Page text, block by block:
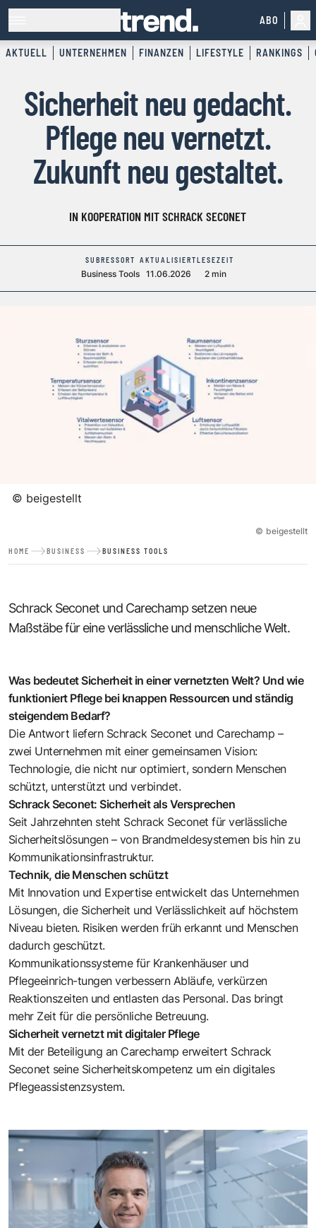
ABO
AKTUELL UNTERNEHMEN FINANZEN LIFESTYLE RANKINGS
Sicherheit neu gedacht.
Pflege neu vernetzt.
Zukunft neu gestaltet.
IN KOOPERATION MIT SCHRACK SECONET
SUBRESSORT
Business Tools
AKTUALISIERT
11.06.2026
LESEZEIT
2 min
© beigestellt
© beigestellt
HOME BUSINESS BUSINESS TOOLS
Schrack Seconet und Carechamp setzen neue
Maßstäbe für eine verlässliche und menschliche Welt.
Was bedeutet Sicherheit in einer vernetzten Welt? Und wie
funktioniert Pflege bei knappen Ressourcen und ständig
steigendem Bedarf?
Die Antwort liefern Schrack Seconet und Carechamp –
zwei Unternehmen mit einer gemeinsamen Vision:
Technologie, die nicht nur optimiert, sondern Menschen
schützt, unterstützt und verbindet.
Schrack Seconet: Sicherheit als Versprechen
Seit Jahrzehnten steht Schrack Seconet für verlässliche
Sicherheitslösungen – von Brandmeldesystemen bis hin zu
Kommunikationsinfrastruktur.
Technik, die Menschen schützt
Mit Innovation und Expertise entwickelt das Unternehmen
Lösungen, die Sicherheit und Verlässlichkeit auf höchstem
Niveau bieten. Risiken werden früh erkannt und Menschen
dadurch geschützt.
Kommunikationssysteme für Krankenhäuser und
Pflegeeinrich-tungen verbessern Abläufe, verkürzen
Reaktionszeiten und entlasten das Personal. Das bringt
mehr Zeit für die persönliche Betreuung.
Sicherheit vernetzt mit digitaler Pflege
Mit der Beteiligung an Carechamp erweitert Schrack
Seconet seine Sicherheitskompetenz um ein digitales
Pflegeassistenzsystem.